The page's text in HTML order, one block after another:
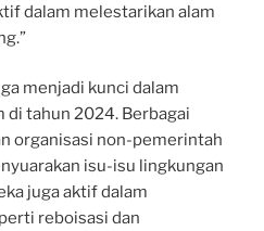
dalam melestarikan alam
menjadi kunci dalam
di tahun 2024. Berbagai
organisasi non-pemerintah
isu-isu lingkungan
juga aktif dalam
reboisasi dan